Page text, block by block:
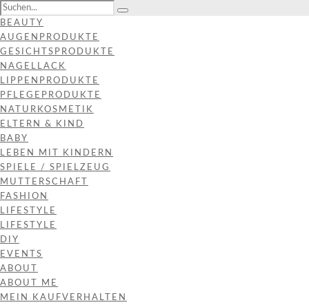
BEAUTY
AUGENPRODUKTE
GESICHTSPRODUKTE
NAGELLACK
LIPPENPRODUKTE
PFLEGEPRODUKTE
NATURKOSMETIK
ELTERN & KIND
BABY
LEBEN MIT KINDERN
SPIELE / SPIELZEUG
MUTTERSCHAFT
FASHION
LIFESTYLE
LIFESTYLE
DIY
EVENTS
ABOUT
ABOUT ME
MEIN KAUFVERHALTEN